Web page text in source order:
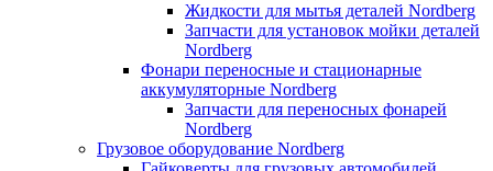
Жидкости для мытья деталей Nordberg
Запчасти для установок мойки деталей
Nordberg
Фонари переносные и стационарные
аккумуляторные Nordberg
Запчасти для переносных фонарей
Nordberg
Грузовое оборудование Nordberg